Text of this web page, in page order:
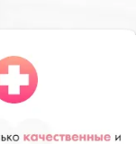
от